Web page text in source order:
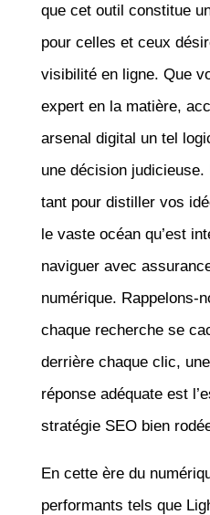
que cet outil constitue
pour celles et ceux
visibilité en ligne. Que
expert en la matière,
arsenal digital un tel
une décision
tant pour distiller vos
le vaste océan qu’est
naviguer avec
numérique. Rappelons-
chaque recherche se
derrière chaque clic,
réponse adéquate est
stratégie SEO bien
En cette ère du
performants tels que